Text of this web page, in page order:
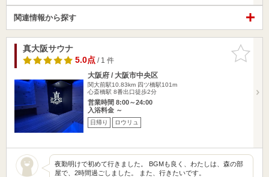
関連情報から探す
お気に入
りに追加
真大阪サウナ
5.0点/ 1 件
大阪府 / 大阪市中央区
関大前駅10.83km 四ツ橋駅101m
心斎橋駅 8番出口徒歩2分
営業時間 8:00～24:00
入浴料金 ～
日帰り ロウリュ
夜勤明けで初めて行きました。 BGMも良く、わたしは、森の部
屋で、2時間過ごしました。 また、行きたいです。